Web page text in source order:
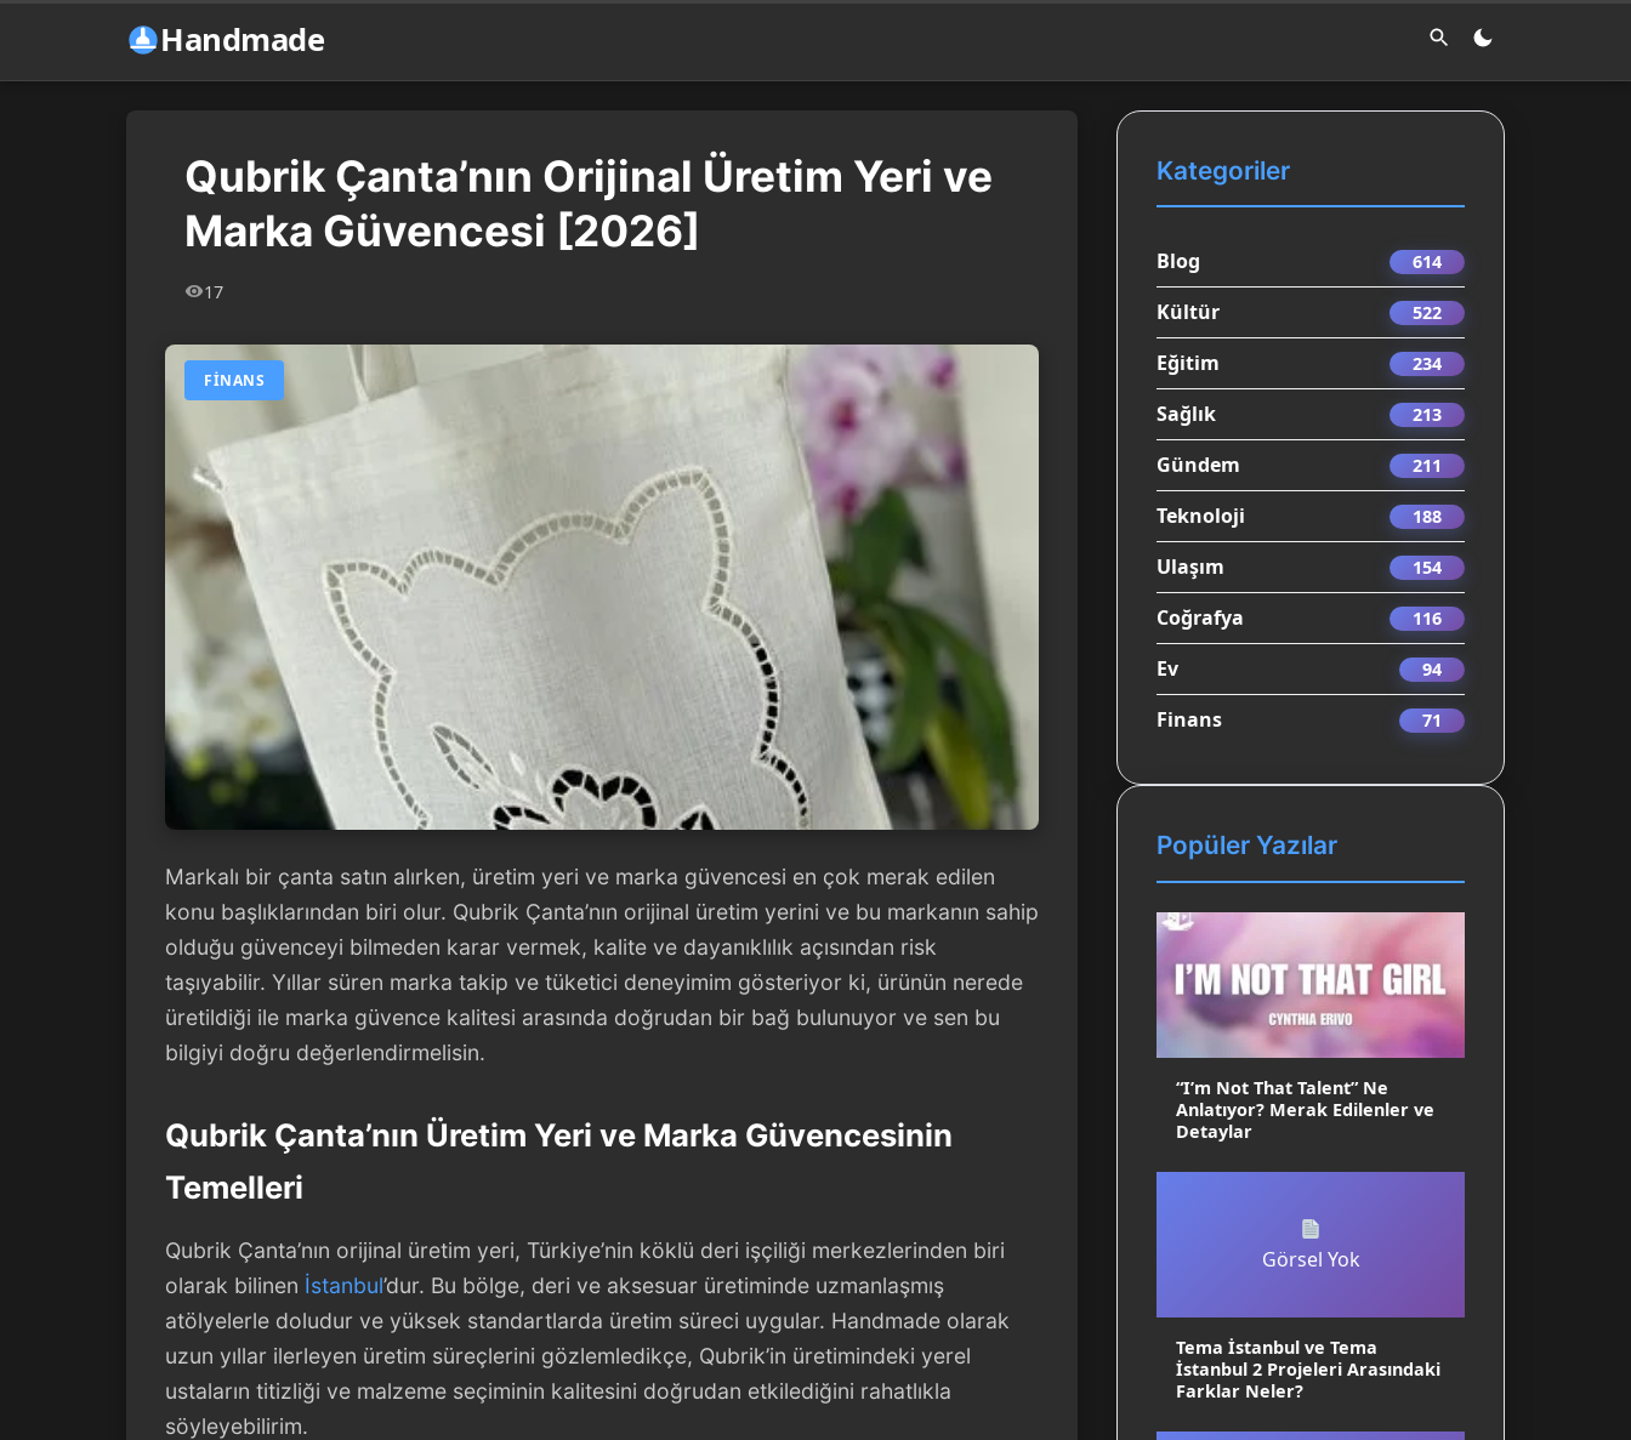
Handmade
Qubrik Çanta’nın Orijinal Üretim Yeri ve
Marka Güvencesi [2026]
17
FINANS
Markalı bir çanta satın alırken, üretim yeri ve marka güvencesi en çok merak edilen
konu başlıklarından biri olur. Qubrik Çanta’nın orijinal üretim yerini ve bu markanın sahip
olduğu güvenceyi bilmeden karar vermek, kalite ve dayanıklılık açısından risk
taşıyabilir. Yıllar süren marka takip ve tüketici deneyimim gösteriyor ki, ürünün nerede
üretildiği ile marka güvence kalitesi arasında doğrudan bir bağ bulunuyor ve sen bu
bilgiyi doğru değerlendirmelisin.
Qubrik Çanta’nın Üretim Yeri ve Marka Güvencesinin
Temelleri
Qubrik Çanta’nın orijinal üretim yeri, Türkiye’nin köklü deri işçiliği merkezlerinden biri
olarak bilinen İstanbul’dur. Bu bölge, deri ve aksesuar üretiminde uzmanlaşmış
atölyelerle doludur ve yüksek standartlarda üretim süreci uygular. Handmade olarak
uzun yıllar ilerleyen üretim süreçlerini gözlemledikçe, Qubrik’in üretimindeki yerel
ustaların titizliği ve malzeme seçiminin kalitesini doğrudan etkilediğini rahatlıkla
söyleyebilirim.
Kategoriler
Blog 614
Kültür 522
Eğitim 234
Sağlık 213
Gündem 211
Teknoloji 188
Ulaşım 154
Coğrafya 116
Ev 94
Finans 71
Popüler Yazılar
“I’m Not That Talent” Ne
Anlatıyor? Merak Edilenler ve
Detaylar
Görsel Yok
Tema İstanbul ve Tema
İstanbul 2 Projeleri Arasındaki
Farklar Neler?